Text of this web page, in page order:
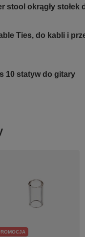
stool okrągły stołek
Ties, do kabli i
10 statyw do gitary